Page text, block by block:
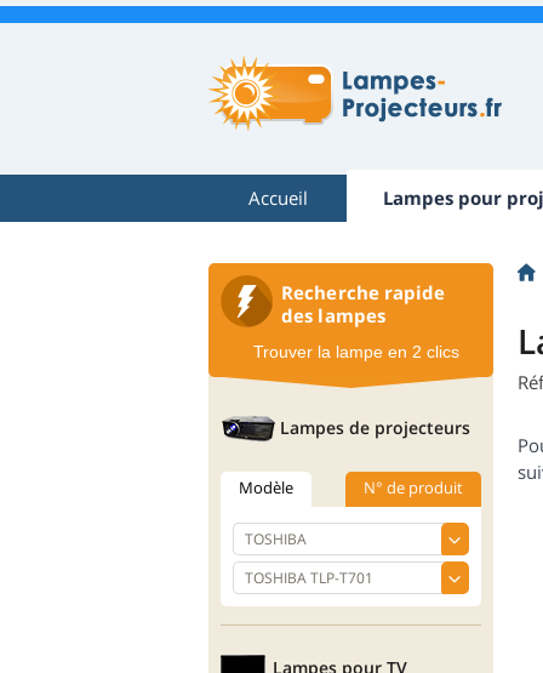
Accueil Lampes pour
Recherche rapide
des lampes
Trouver la lampe en 2 clics
Lampes de projecteurs
Modèle N° de produit
Lampes pour TV